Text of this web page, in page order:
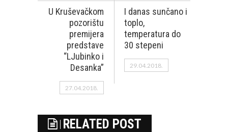
U Kruševačkom
pozorištu
premijera
predstave
“LJubinko i
Desanka”
27.04.2018.
I danas sunčano i
toplo,
temperatura do
30 stepeni
29.04.2018.
RELATED POST